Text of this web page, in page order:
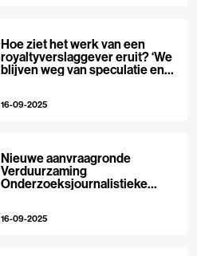
Hoe ziet het werk van een
royaltyverslaggever eruit? ‘We
blijven weg van speculatie en
16-09-2025
Nieuwe aanvraagronde
Verduurzaming
Onderzoeksjournalistieke
16-09-2025